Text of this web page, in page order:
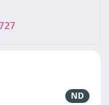
ND